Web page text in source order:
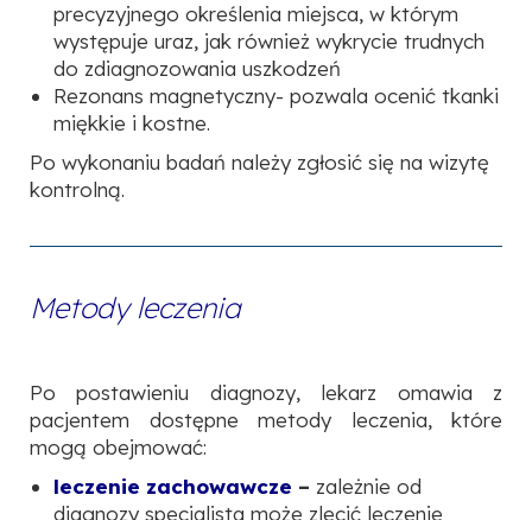
precyzyjnego określenia miejsca, w którym
występuje uraz, jak również wykrycie trudnych
do zdiagnozowania uszkodzeń
Rezonans magnetyczny- pozwala ocenić tkanki
miękkie i kostne.
Po wykonaniu badań należy zgłosić się na wizytę
kontrolną.
Metody leczenia
Po postawieniu diagnozy, lekarz omawia z
pacjentem dostępne metody leczenia, które
mogą obejmować:
leczenie zachowawcze – zależnie od
diagnozy specjalista może zlecić leczenie